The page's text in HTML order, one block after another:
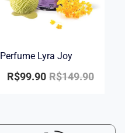
Perfume Lyra Joy
R$149.90
R$99.90